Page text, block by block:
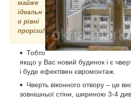
майже
ідеальн
о рівні
прорізи!
Тобто
якщо у Вас новий будинок і є
і буде ефектівен євромонтаж.
Чверть віконного отвору – це
зовнішньої стіни, шириною 3-4